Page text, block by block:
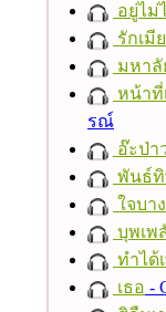
อยู่ไม่
รักเมี
มหาลั
หน้าที่
รณ์
อ๊ะป่า
พันธ์
ใจบาง
บุพเพ
ทำได้
เธอ -